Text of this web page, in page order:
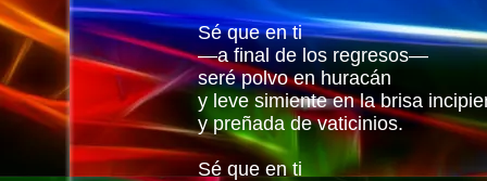
Sé que en ti
—a final de los regresos—
seré polvo en huracán
y leve simiente en la brisa
y preñada de vaticinios.
Sé que en ti